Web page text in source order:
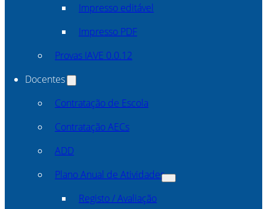
Impresso editável
Impresso PDF
Provas IAVE 0.0.12
Docentes
Contratação de Escola
Contratação AECs
ADD
Plano Anual de Atividades
Registo / Avaliação